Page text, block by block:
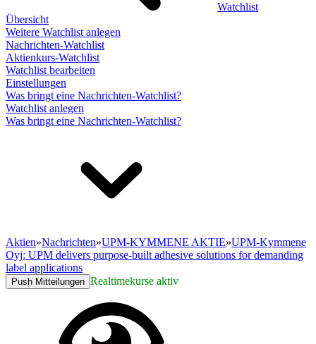
Watchlist
Übersicht
Weitere Watchlist anlegen
Nachrichten-Watchlist
Aktienkurs-Watchlist
Watchlist bearbeiten
Einstellungen
Was bringt eine Nachrichten-Watchlist?
Watchlist anlegen
Was bringt eine Nachrichten-Watchlist?
Aktien»Nachrichten»UPM-KYMMENE AKTIE»UPM-Kymmene
Oyj: UPM delivers purpose-built adhesive solutions for demanding
label applications
Push Mitteilungen Realtimekurse aktiv